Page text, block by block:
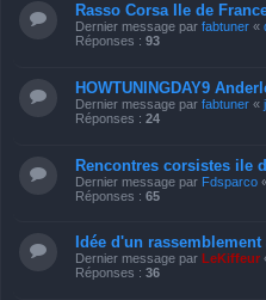
Rasso Corsa Ile de
Dernier message par fabtuner «
Réponses : 93
HOWTUNINGDAY9
Dernier message par fabtuner «
Réponses : 24
Rencontres corsistes ile
Dernier message par Fdsparco
Réponses : 65
Idée d'un
Dernier message par LeKiffeur
Réponses : 36